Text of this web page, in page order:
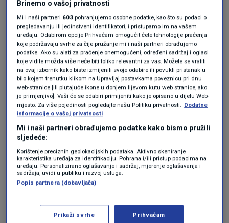
Kovač.
Utjecaj američkih izbora
na rat u Ukrajini
"Ako pobjedi Harris, htjet će prebaciti više
odgovornosti na Europljane. Ideja će biti da
Europljani budu odgovorni za budućnost
Ukrajine. Možda bi bilo dobro za nas da nas
netko prisili na to da budemo zaista odgovorni
za sebe i za svoj kontintet", smatra Kovač.
Brinemo o vašoj privatnosti
Mi i naši partneri 603 pohranjujemo osobne podatke, kao što su podaci o
pregledavanju ili jedinstveni identifikatori, i pristupamo im na vašem
uređaju. Odabirom opcije Prihvaćam omogućit ćete tehnologije praćenja
koje podržavaju svrhe za čije pružanje mi i naši partneri obrađujemo
podatke. Ako su alati za praćenje onemogućeni, određeni sadržaj i oglasi
koje vidite možda više neće biti toliko relevantni za vas. Možete se vratiti
na ovaj izbornik kako biste izmijenili svoje odabire ili povukli pristanak u
bilo kojem trenutku klikom na Upravljaj postavkama poveznicu pri dnu
web-stranice [ili plutajuće ikone u donjem lijevom kutu web stranice, ako
je primjenjivo]. Vaši će se odabiri primijeniti kako je opisano u dijelu Web-
mjesto. Za više pojedinosti pogledajte našu Politiku privatnosti.
Dodatne
informacije o vašoj privatnosti
Mi i naši partneri obrađujemo podatke kako bismo pružili
sljedeće:
Korištenje preciznih geolokacijskih podataka. Aktivno skeniranje
karakteristika uređaja za identifikaciju. Pohrana i/ili pristup podacima na
uređaju. Personalizirano oglašavanje i sadržaj, mjerenje oglašavanja i
sadržaja, uvidi u publiku i razvoj usluga.
Popis partnera (dobavljača)
Prikaži svrhe Prihvaćam